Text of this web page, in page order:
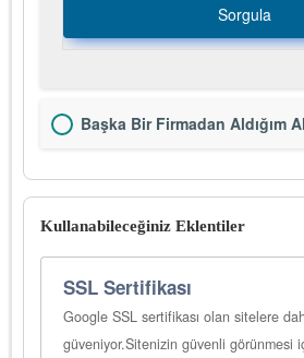
Sorgula
Başka Bir Firmadan Aldığım
Kullanabileceğiniz Eklentiler
SSL Sertifikası
Google SSL sertifikası olan sitelere
güveniyor.Sitenizin güvenli görünmesi